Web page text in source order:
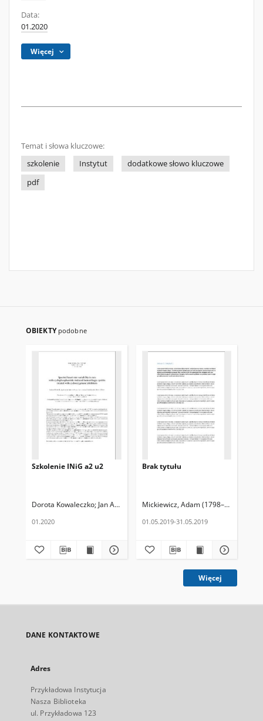
Data:
01.2020
Więcej
Temat i słowa kluczowe:
szkolenie
Instytut
dodatkowe słowo kluczowe
pdf
OBIEKTY podobne
Szkolenie INiG a2 u2
Dorota Kowaleczko Jan Antoni Wilder
01.2020
Brak tytułu
Mickiewicz, Adam (1798–1855)
01.05.2019-31.05.2019
Więcej
DANE KONTAKTOWE
Adres
Przykładowa Instytucja
Nasza Biblioteka
ul. Przykładowa 123